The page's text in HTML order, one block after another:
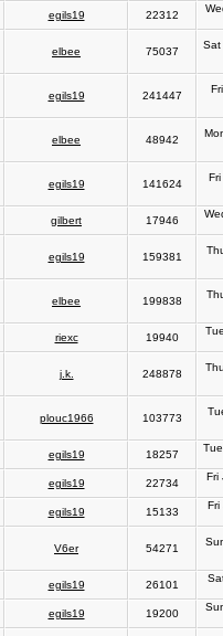
egils19 22312
elbee 75037
Sat
egils19 241447
elbee 48942
egils19 141624
gilbert 17946
egils19 159381
elbee 199838
riexc 19940
j.k. 248878
plouc1966 103773
egils19 18257
egils19 22734
Fri
egils19 15133
Fri
V6er 54271
egils19 26101
egils19 19200